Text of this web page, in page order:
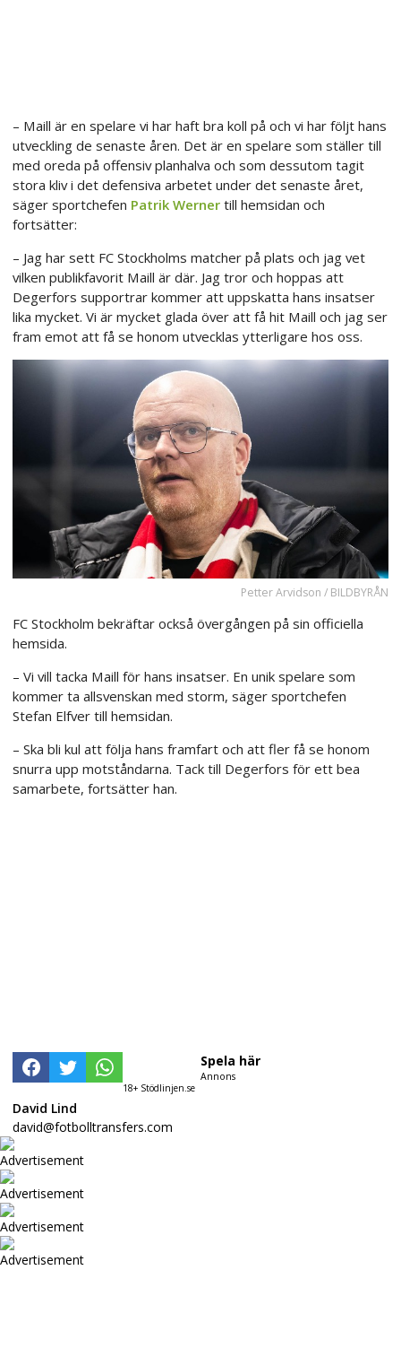
– Maill är en spelare vi har haft bra koll på och vi har följt hans
utveckling de senaste åren. Det är en spelare som ställer till
med oreda på offensiv planhalva och som dessutom tagit
stora kliv i det defensiva arbetet under det senaste året,
säger sportchefen Patrik Werner till hemsidan och
fortsätter:
– Jag har sett FC Stockholms matcher på plats och jag vet
vilken publikfavorit Maill är där. Jag tror och hoppas att
Degerfors supportrar kommer att uppskatta hans insatser
lika mycket. Vi är mycket glada över att få hit Maill och jag ser
fram emot att få se honom utvecklas ytterligare hos oss.
Petter Arvidson / BILDBYRÅN
FC Stockholm bekräftar också övergången på sin officiella
hemsida.
– Vi vill tacka Maill för hans insatser. En unik spelare som
kommer ta allsvenskan med storm, säger sportchefen
Stefan Elfver till hemsidan.
– Ska bli kul att följa hans framfart och att fler få se honom
snurra upp motståndarna. Tack till Degerfors för ett bea
samarbete, fortsätter han.
18+ Stödlinjen.se
Spela här
Annons
David Lind
david@fotbolltransfers.com